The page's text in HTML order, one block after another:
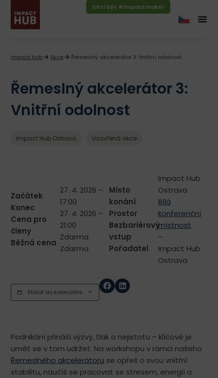
Chci být #impactmaker
Impact Hub Akce Řemeslný akcelerátor 3: Vnitřní odolnost
Řemeslný akcelerátor 3:
Vnitřní odolnost
Impact Hub Ostrava Uzavřená akce
Začátek
Konec
Cena pro
členy
Běžná cena
27. 4. 2026 –
17:00
27. 4. 2026 –
21:00
Zdarma
Zdarma
Místo
konání
Prostor
Bezbariérový
vstup
Pořadatel
Impact Hub
Ostrava
Bílá
konferenční
místnost
–
Impact Hub
Ostrava
Přidat do kalendáře
Podnikání přináší výzvy, tlak a nejistotu – klíčové je
umět se v tom udržet. Na workshopuv rámci našeho
Řemeslného akcelerátoru se opřeš o svou vnitřní
stabilitu, naučíš se pracovat se stresem, energií a